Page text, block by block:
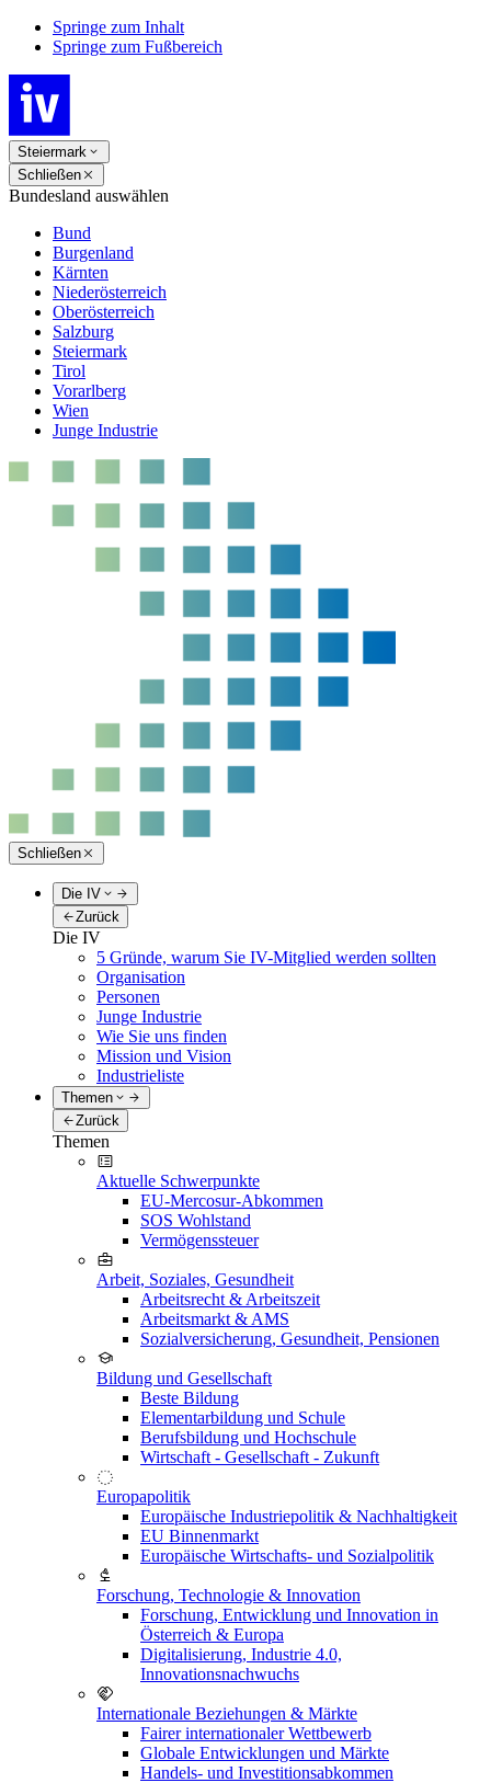
Springe zum Inhalt
Springe zum Fußbereich
Steiermark
Schließen
Bundesland auswählen
Bund
Burgenland
Kärnten
Niederösterreich
Oberösterreich
Salzburg
Steiermark
Tirol
Vorarlberg
Wien
Junge Industrie
Schließen
Die IV
Zurück
Die IV
5 Gründe, warum Sie IV-Mitglied werden sollten
Organisation
Personen
Junge Industrie
Wie Sie uns finden
Mission und Vision
Industrieliste
Themen
Zurück
Themen
Aktuelle Schwerpunkte
EU-Mercosur-Abkommen
SOS Wohlstand
Vermögenssteuer
Arbeit, Soziales, Gesundheit
Arbeitsrecht & Arbeitszeit
Arbeitsmarkt & AMS
Sozialversicherung, Gesundheit, Pensionen
Bildung und Gesellschaft
Beste Bildung
Elementarbildung und Schule
Berufsbildung und Hochschule
Wirtschaft - Gesellschaft - Zukunft
Europapolitik
Europäische Industriepolitik & Nachhaltigkeit
EU Binnenmarkt
Europäische Wirtschafts- und Sozialpolitik
Forschung, Technologie & Innovation
Forschung, Entwicklung und Innovation in
Österreich & Europa
Digitalisierung, Industrie 4.0,
Innovationsnachwuchs
Internationale Beziehungen & Märkte
Fairer internationaler Wettbewerb
Globale Entwicklungen und Märkte
Handels- und Investitionsabkommen